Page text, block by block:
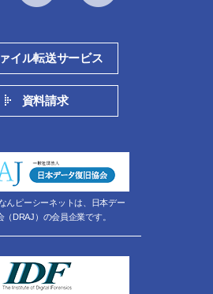
イル転送サービス
資料請求
んピーシーネットは、日本デー
（DRAJ）の会員企業です。